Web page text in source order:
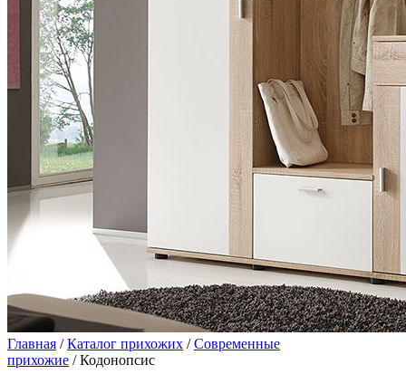
Главная /Каталог прихожих /Современные
прихожие / Кодонопсис